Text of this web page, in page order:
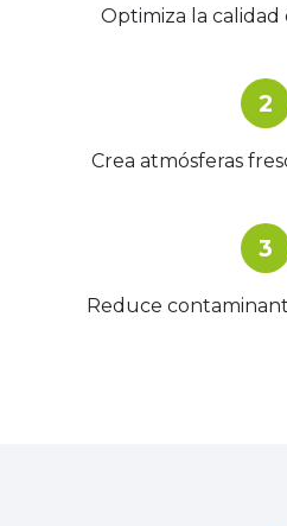
Optimiza la calidad
2
Crea atmósferas
3
Reduce